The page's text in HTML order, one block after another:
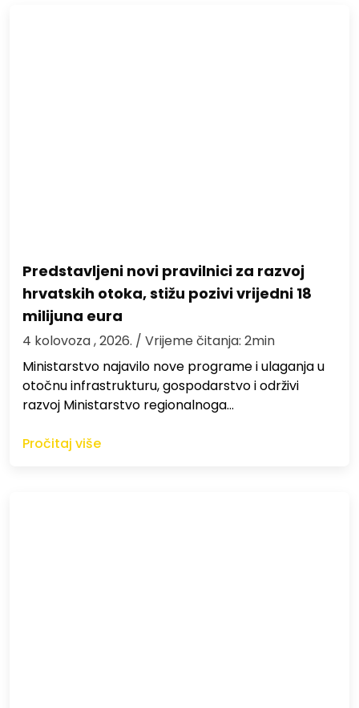
Predstavljeni novi pravilnici za razvoj
hrvatskih otoka, stižu pozivi vrijedni 18
milijuna eura
4 kolovoza , 2026. / Vrijeme čitanja: 2min
Ministarstvo najavilo nove programe i ulaganja u
otočnu infrastrukturu, gospodarstvo i održivi
razvoj Ministarstvo regionalnoga…
Pročitaj više